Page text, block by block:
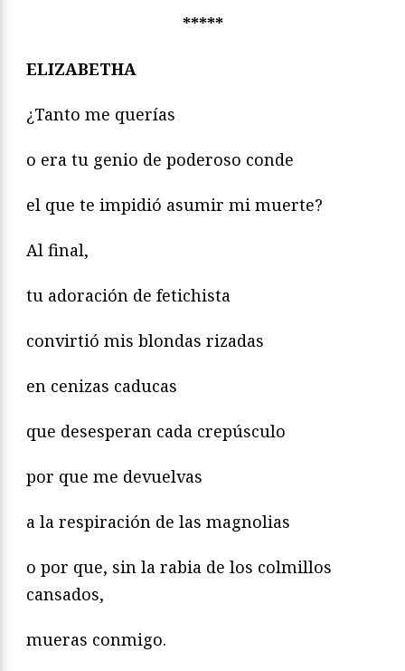
*****
ELIZABETHA
¿Tanto me querías
o era tu genio de poderoso conde
el que te impidió asumir mi muerte?
Al final,
tu adoración de fetichista
convirtió mis blondas rizadas
en cenizas caducas
que desesperan cada crepúsculo
por que me devuelvas
a la respiración de las magnolias
o por que, sin la rabia de los colmillos
cansados,
mueras conmigo.